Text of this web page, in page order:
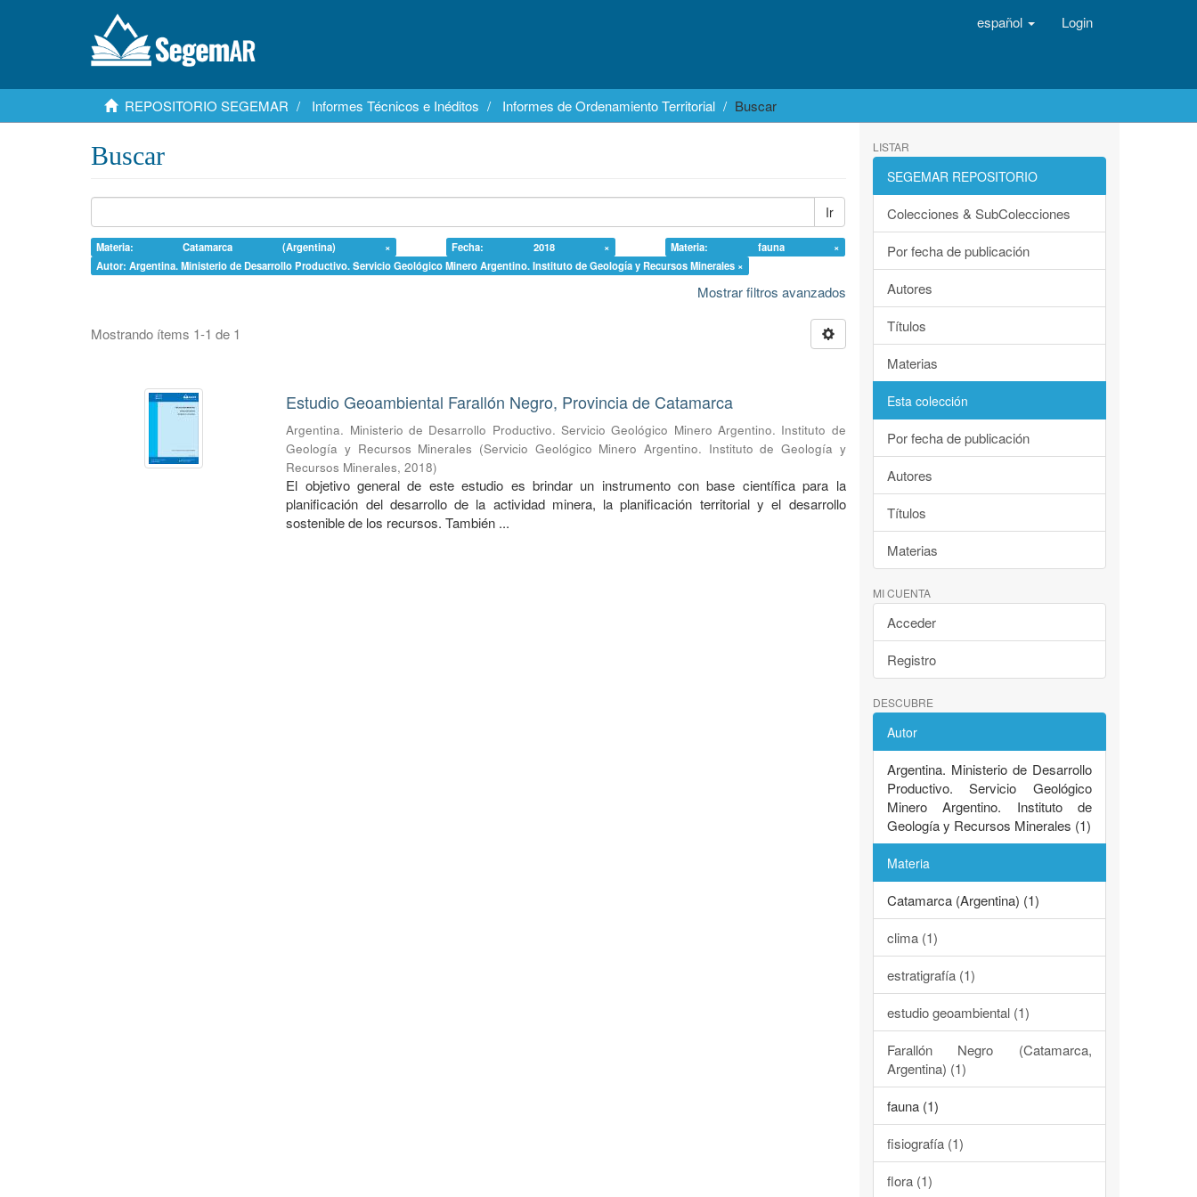
español Login
REPOSITORIO SEGEMAR Informes Técnicos e Inéditos Informes de Ordenamiento Territorial Buscar
Buscar
Ir
Materia: Catamarca (Argentina) × Fecha: 2018 ×
Materia: fauna ×
Autor: Argentina. Ministerio de Desarrollo Productivo. Servicio Geológico Minero Argentino. Instituto de Geología y Recursos Minerales ×
Mostrar filtros avanzados
Mostrando ítems 1-1 de 1
Estudio Geoambiental Farallón Negro, Provincia de Catamarca
Argentina. Ministerio de Desarrollo Productivo. Servicio Geológico Minero Argentino. Instituto de
Geología y Recursos Minerales (Servicio Geológico Minero Argentino. Instituto de Geología y
Recursos Minerales,2018)
El objetivo general de este estudio es brindar un instrumento con base científica para la
planificación del desarrollo de la actividad minera, la planificación territorial y el desarrollo
sostenible de los recursos. También ...
LISTAR
SEGEMAR REPOSITORIO
Colecciones & SubColecciones
Por fecha de publicación
Autores
Títulos
Materias
Esta colección
Por fecha de publicación
Autores
Títulos
Materias
MI CUENTA
Acceder
Registro
DESCUBRE
Autor
Argentina. Ministerio de Desarrollo
Productivo. Servicio Geológico
Minero Argentino. Instituto de
Geología y Recursos Minerales (1)
Materia
Catamarca (Argentina) (1)
clima (1)
estratigrafía (1)
estudio geoambiental (1)
Farallón Negro (Catamarca,
Argentina) (1)
fauna (1)
fisiografía (1)
flora (1)